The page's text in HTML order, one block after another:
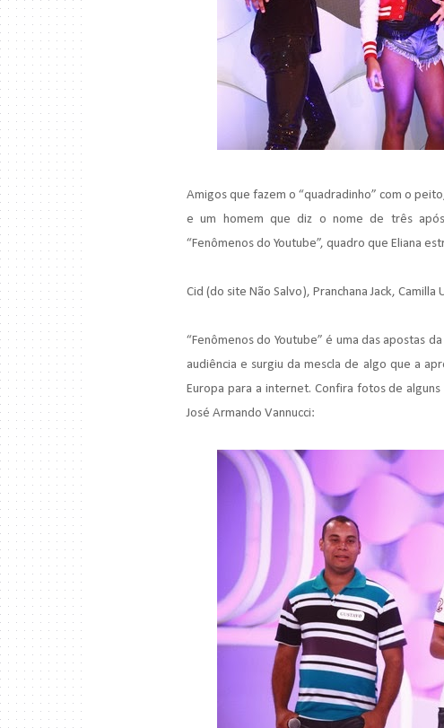
Amigos que fazem o “quadradinho” com o
e um homem que diz o nome de três
“Fenômenos do Youtube”, quadro que Eliana
Cid (do site Não Salvo), Pranchana Jack,
“Fenômenos do Youtube” é uma das apostas
audiência e surgiu da mescla de algo que a
Europa para a internet. Confira fotos de
José Armando Vannucci: